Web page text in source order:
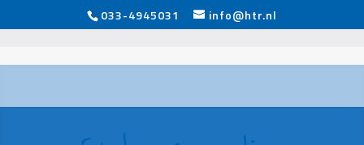
033-4945031 info@htr.nl